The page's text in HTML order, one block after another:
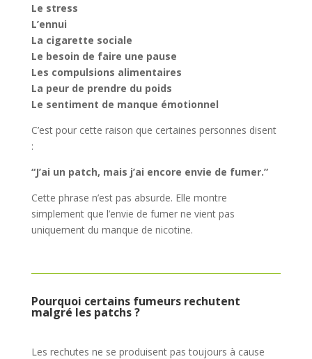
Le stress
L’ennui
La cigarette sociale
Le besoin de faire une pause
Les compulsions alimentaires
La peur de prendre du poids
Le sentiment de manque émotionnel
C’est pour cette raison que certaines personnes disent
:
“J’ai un patch, mais j’ai encore envie de fumer.”
Cette phrase n’est pas absurde. Elle montre
simplement que l’envie de fumer ne vient pas
uniquement du manque de nicotine.
Pourquoi certains fumeurs rechutent
malgré les patchs ?
Les rechutes ne se produisent pas toujours à cause